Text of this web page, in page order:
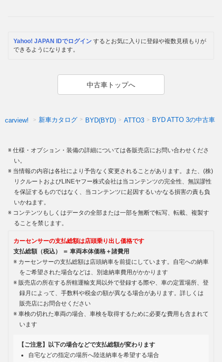
Yahoo! JAPAN IDでログイン するとお気に入りに登録や複数見積もりが
できるようになります。
中古車トップへ
carview! 新車カタログ BYD(BYD) ATTO3 BYD ATTO 3の中古車
仕様・オプション・装備の詳細については各販売店にお問い合わせくださ
い。
当情報の内容は各社により予告なく変更されることがあります。また、(株)
リクルートおよびLINEヤフー株式会社は当コンテンツの完全性、無誤謬性
を保証するものではなく、当コンテンツに起因するいかなる損害の責も負
いかねます。
コンテンツもしくはデータの全部または一部を無断で転写、転載、複製す
ることを禁じます。
カーセンサーの支払総額は店頭乗り出し価格です
支払総額（税込） ＝ 車両本体価格＋諸費用
カーセンサーの支払総額は店頭納車を前提にしています。自宅への納車
をご希望された場合などは、別途納車費用がかかります
販売店の所在する所轄運輸支局以外で登録する際や、車の定置場所、登
録月によって、手数料や税金の額が異なる場合があります。詳しくは
販売店にお問合せください
車検の切れた車両の場合、車検を取得するために必要な費用も含まれて
います
【ご注意】以下の場合などで支払総額が変わります
自宅などの指定の場所へ陸送納車を希望する場合